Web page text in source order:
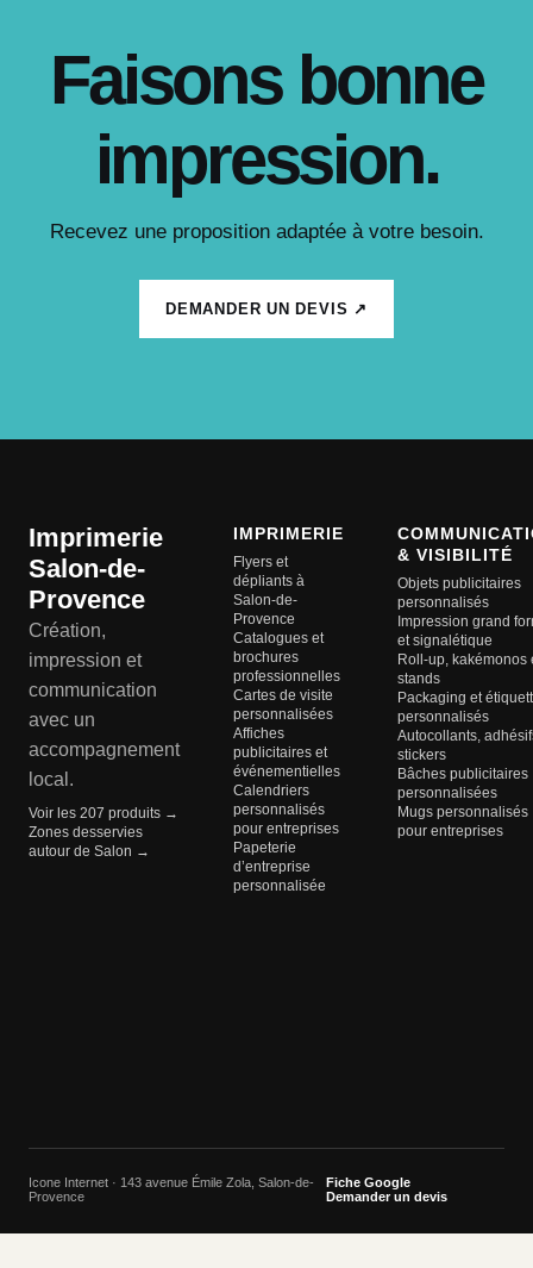
Faisons bonne
impression.
Recevez une proposition adaptée à votre besoin.
DEMANDER UN DEVIS ↗
Imprimerie
Salon-de-
Provence
Création,
impression et
communication
avec un
accompagnement
local.
Voir les 207 produits →
Zones desservies
autour de Salon →
IMPRIMERIE
Flyers et
dépliants à
Salon-de-
Provence
Catalogues et
brochures
professionnelles
Cartes de visite
personnalisées
Affiches
publicitaires et
événementielles
Calendriers
personnalisés
pour entreprises
Papeterie
d’entreprise
personnalisée
& VISIBILITÉ
Objets publicitaires
personnalisés
Impression grand
et signalétique
Roll-up, kakémonos
stands
Packaging et
personnalisés
Autocollants,
stickers
Bâches publicitaires
personnalisées
Mugs personnalisés
pour entreprises
Icone Internet · 143 avenue Émile Zola, Salon-de-
Provence
Fiche Google
Demander un devis